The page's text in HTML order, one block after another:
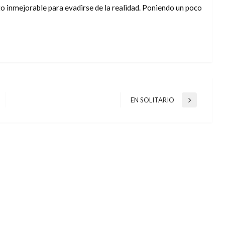
inmejorable para evadirse de la realidad. Poniendo un poco
Entrada
EN SOLITARIO